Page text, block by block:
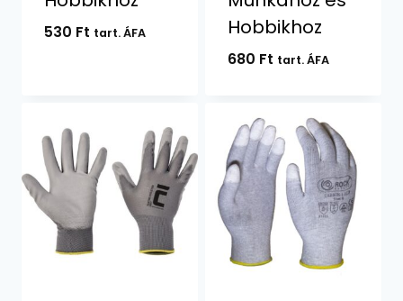
530 Ft tart. ÁFA
Hobbikhoz
680 Ft tart. ÁFA